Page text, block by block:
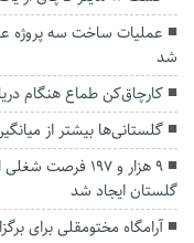
عملیات ساخت سه پروژه
شد
کارچاق‌کن طماع هنگام دریافت ۳۰ سکه بهار آزادی
گلستانی‌ها بیشتر از
۹ هزار و ۱۹۷
گلستان ایجاد شد
آرامگاه مختومقلی برای